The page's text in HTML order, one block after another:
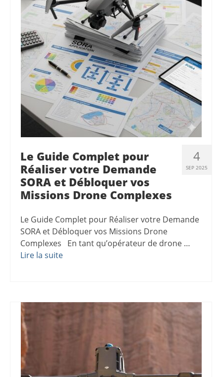
4
SEP 2025
Le Guide Complet pour
Réaliser votre Demande
SORA et Débloquer vos
Missions Drone Complexes
Le Guide Complet pour Réaliser votre Demande
SORA et Débloquer vos Missions Drone
Complexes En tant qu’opérateur de drone …
Lire la suite